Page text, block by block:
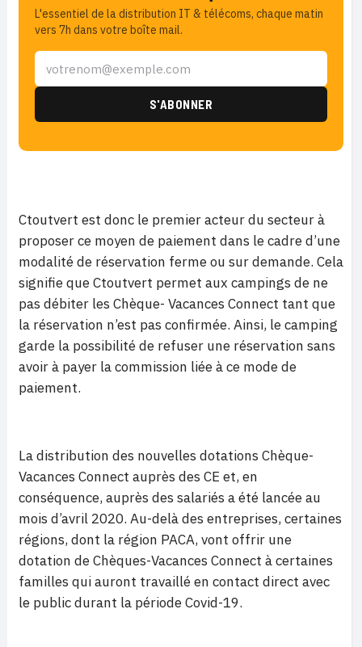
L'essentiel de la distribution IT & télécoms, chaque matin
vers 7h dans votre boîte mail.
Ctoutvert est donc le premier acteur du secteur à
proposer ce moyen de paiement dans le cadre d’une
modalité de réservation ferme ou sur demande. Cela
signifie que Ctoutvert permet aux campings de ne
pas débiter les Chèque- Vacances Connect tant que
la réservation n’est pas confirmée. Ainsi, le camping
garde la possibilité de refuser une réservation sans
avoir à payer la commission liée à ce mode de
paiement.
La distribution des nouvelles dotations Chèque-
Vacances Connect auprès des CE et, en
conséquence, auprès des salariés a été lancée au
mois d’avril 2020. Au-delà des entreprises, certaines
régions, dont la région PACA, vont offrir une
dotation de Chèques-Vacances Connect à certaines
familles qui auront travaillé en contact direct avec
le public durant la période Covid-19.